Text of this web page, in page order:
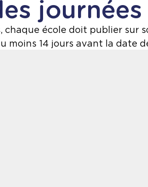
école doit publier sur
moins 14 jours avant la date
qu'à la rédaction des bulletins.
qu’ à la rédaction des bulletins.